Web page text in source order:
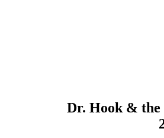
Dr. Hook & the